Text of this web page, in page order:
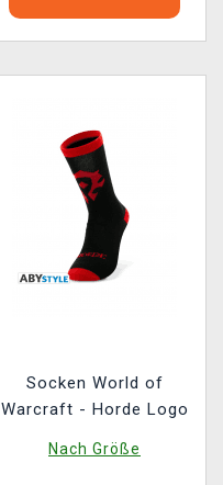
Socken World of
Warcraft - Horde Logo
Nach Größe